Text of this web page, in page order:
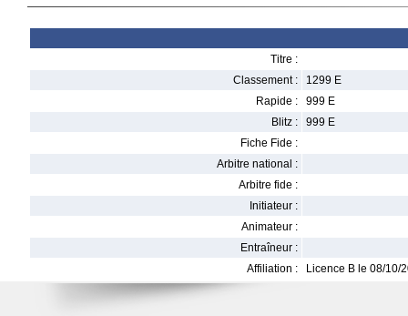
Titre :
Classement :
1299 E
Rapide :
999 E
Blitz :
999 E
Fiche Fide :
Arbitre national :
Arbitre fide :
Initiateur :
Animateur :
Entraîneur :
Affiliation :
Licence B le 08/10/